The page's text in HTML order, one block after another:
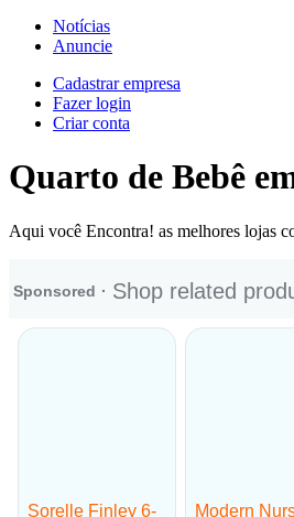
Notícias
Anuncie
Cadastrar empresa
Fazer login
Criar conta
Quarto de Bebê
Aqui você Encontra! as melhores lojas